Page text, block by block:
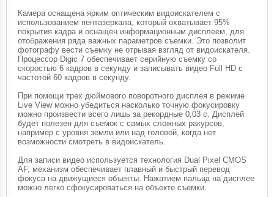
Камера оснащена ярким оптическим видоискателем с
использованием пентазеркала, который охватывает 95%
покрытия кадра и оснащен информационным дисплеем, для
отображения ряда важных параметров съемки. Это позволит
фотографу вести съемку не отрывая взгляд от видоискателя.
Процессор Digic 7 обеспечивает серийную съемку со
скоростью 6 кадров в секунду и записывать видео Full HD с
частотой 60 кадров в секунду.
При помощи трех дюймового поворотного дисплея в режиме
Live View можно убедиться насколько точную фокусировку
можно произвести всего лишь за рекордные 0,03 с. Дисплей
будет полезен для съемок с самых сложных ракурсов,
например с уровня земли или над головой, когда нет
возможности смотреть в видоискатель.
Для записи видео используется технология Dual Pixel CMOS
AF, механизм обеспечивает плавный и быстрый перевод
фокуса на движущиеся объекты. Нажатием пальца на дисплее
можно легко сфокусироваться на объекте съемки.